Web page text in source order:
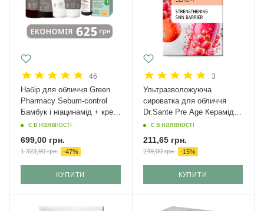
46
Набір для обличчя Green
Рharmacy Sebum-control
Бамбук і ніацинамід + крем
з SPF 50
є в наявності
699,00 грн.
1 323,90грн. -47%
КУПИТИ
3
Ультразволожуюча
сироватка для обличчя
Dr.Sante Pre Age Керамід +
Пребіотик 30 мл
є в наявності
211,65грн.
249,00грн. -15%
КУПИТИ